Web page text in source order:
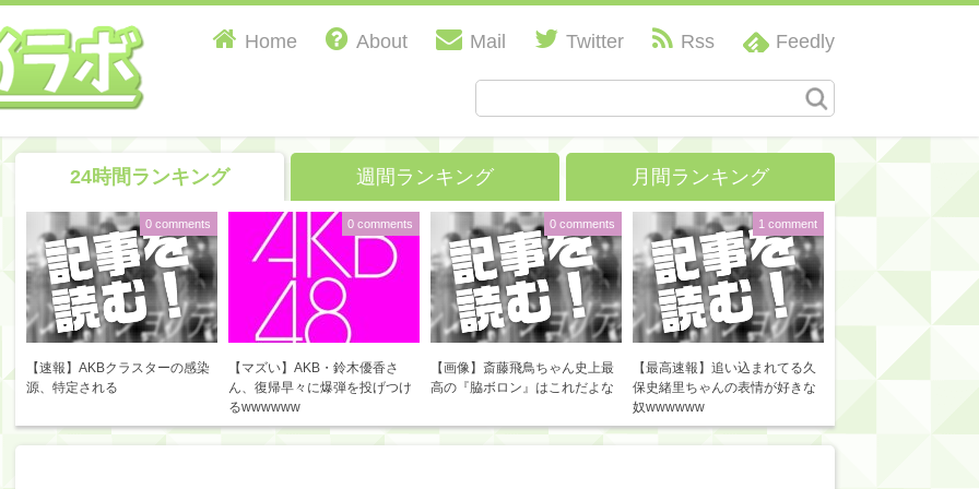
Home About Mail Twitter Rss Feedly
24時間ランキング 週間ランキング 月間ランキング
【速報】AKBクラスターの感染
源、特定される
0 comments
【マズい】AKB・鈴木優香さ
ん、復帰早々に爆弾を投げつけ
るwwwwww
0 comments
【画像】斎藤飛鳥ちゃん史上最
高の『脇ボロン』はこれだよな
0 comments
【最高速報】追い込まれてる久
保史緒里ちゃんの表情が好きな
奴wwwwww
1 comment